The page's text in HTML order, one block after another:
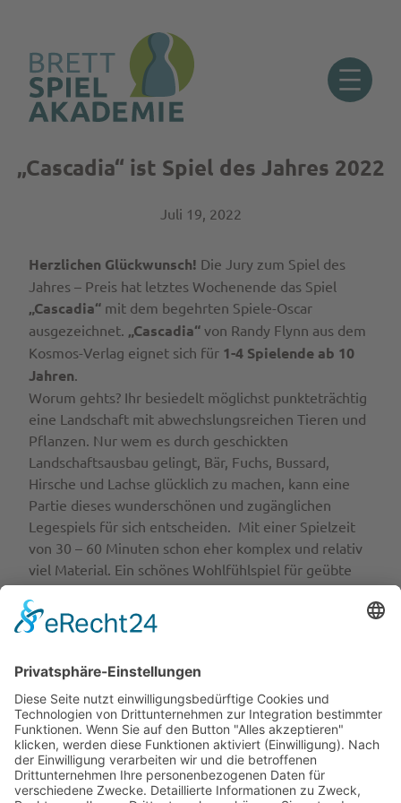
Zum„Cascadia“ ist Spiel des Jahres 2022
Juli 19, 2022
Herzlichen Glückwunsch! Die Jury zum Spiel des
Jahres – Preis hat letztes Wochenende das Spiel
„Cascadia“ mit dem begehrten Spiele-Oscar
ausgezeichnet. „Cascadia“ von Randy Flynn aus dem
Kosmos-Verlag eignet sich für 1-4 Spielende ab 10
Jahren.
Worum gehts? Ihr besiedelt möglichst punkteträchtig
eine Landschaft mit abwechslungsreichen Tieren und
Pflanzen. Nur wem es durch geschickten
Landschaftsausbau gelingt, Bär, Fuchs, Bussard,
Hirsche und Lachse glücklich zu machen, kann eine
Partie dieses wunderschönen und zugänglichen
Legespiels für sich entscheiden. Mit einer Spielzeit
von 30 – 60 Minuten schon eher komplex und relativ
viel Material. Ein schönes Wohlfühlspiel für geübte
Spiele-Fans.